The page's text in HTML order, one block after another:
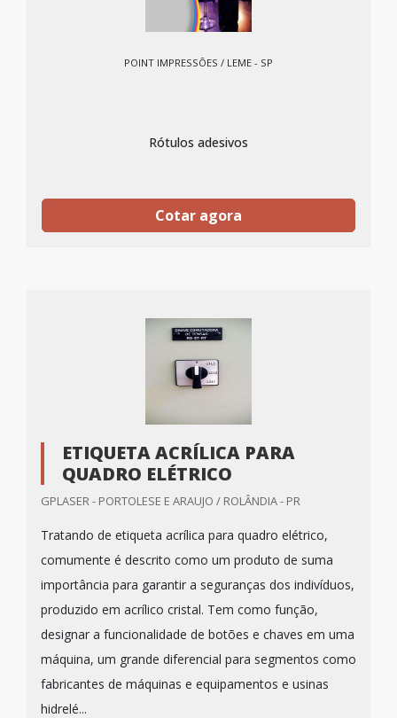
POINT IMPRESSÕES / LEME - SP
Rótulos adesivos
Cotar agora
ETIQUETA ACRÍLICA PARA
QUADRO ELÉTRICO
GPLASER - PORTOLESE E ARAUJO / ROLÂNDIA - PR
Tratando de etiqueta acrílica para quadro elétrico,
comumente é descrito como um produto de suma
importância para garantir a seguranças dos indivíduos,
produzido em acrílico cristal. Tem como função,
designar a funcionalidade de botões e chaves em uma
máquina, um grande diferencial para segmentos como
fabricantes de máquinas e equipamentos e usinas
hidrelé...